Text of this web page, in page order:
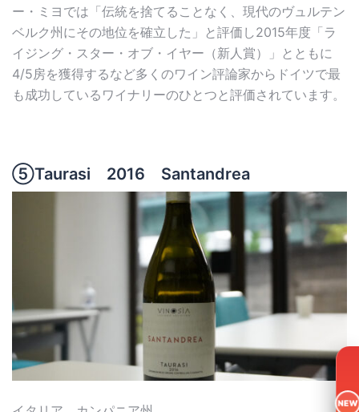
ー・ミヨでは「伝統を捨てることなく、現代のヴュルテン
ベルク州にその地位を確立した」と評価し2015年度「ラ
イジング・スター・オブ・イヤー（新人賞）」とともに
4/5房を獲得するなど多くのワイン評論家からドイツで最
も成功しているワイナリーのひとつと評価されています。
⑤Taurasi 2016 Santandrea
NEW